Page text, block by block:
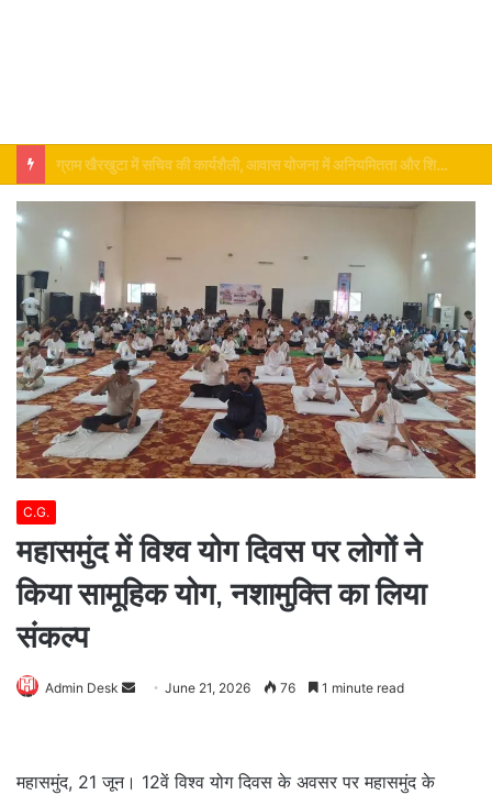
संत रविदास की 650वीं जयंती पर समरसता संकल्प अभियान, सभी मंडलों में पहुंचेगा माटी युक्त पवित्र कलश … येत राम साहू
C.G.
महासमुंद में विश्व योग दिवस पर लोगों ने
किया सामूहिक योग, नशामुक्ति का लिया
संकल्प
Admin Desk
SendJune 21, 2026 76 1 minute read
महासमुंद, 21 जून। 12वें विश्व योग दिवस के अवसर पर महासमुंद के